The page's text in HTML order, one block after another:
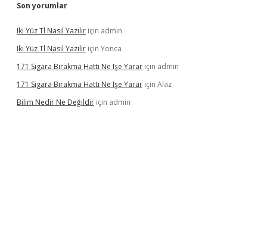
Son yorumlar
Iki Yüz Tl Nasıl Yazılır için admin
Iki Yüz Tl Nasıl Yazılır için Yonca
171 Sigara Bırakma Hattı Ne Işe Yarar için admin
171 Sigara Bırakma Hattı Ne Işe Yarar için Alaz
Bilim Nedir Ne Değildir için admin